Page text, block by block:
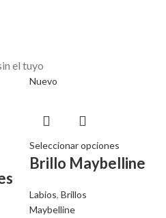
el tuyo
Nuevo
Seleccionar opciones
Brillo Maybelline
Labios, Brillos
Maybelline